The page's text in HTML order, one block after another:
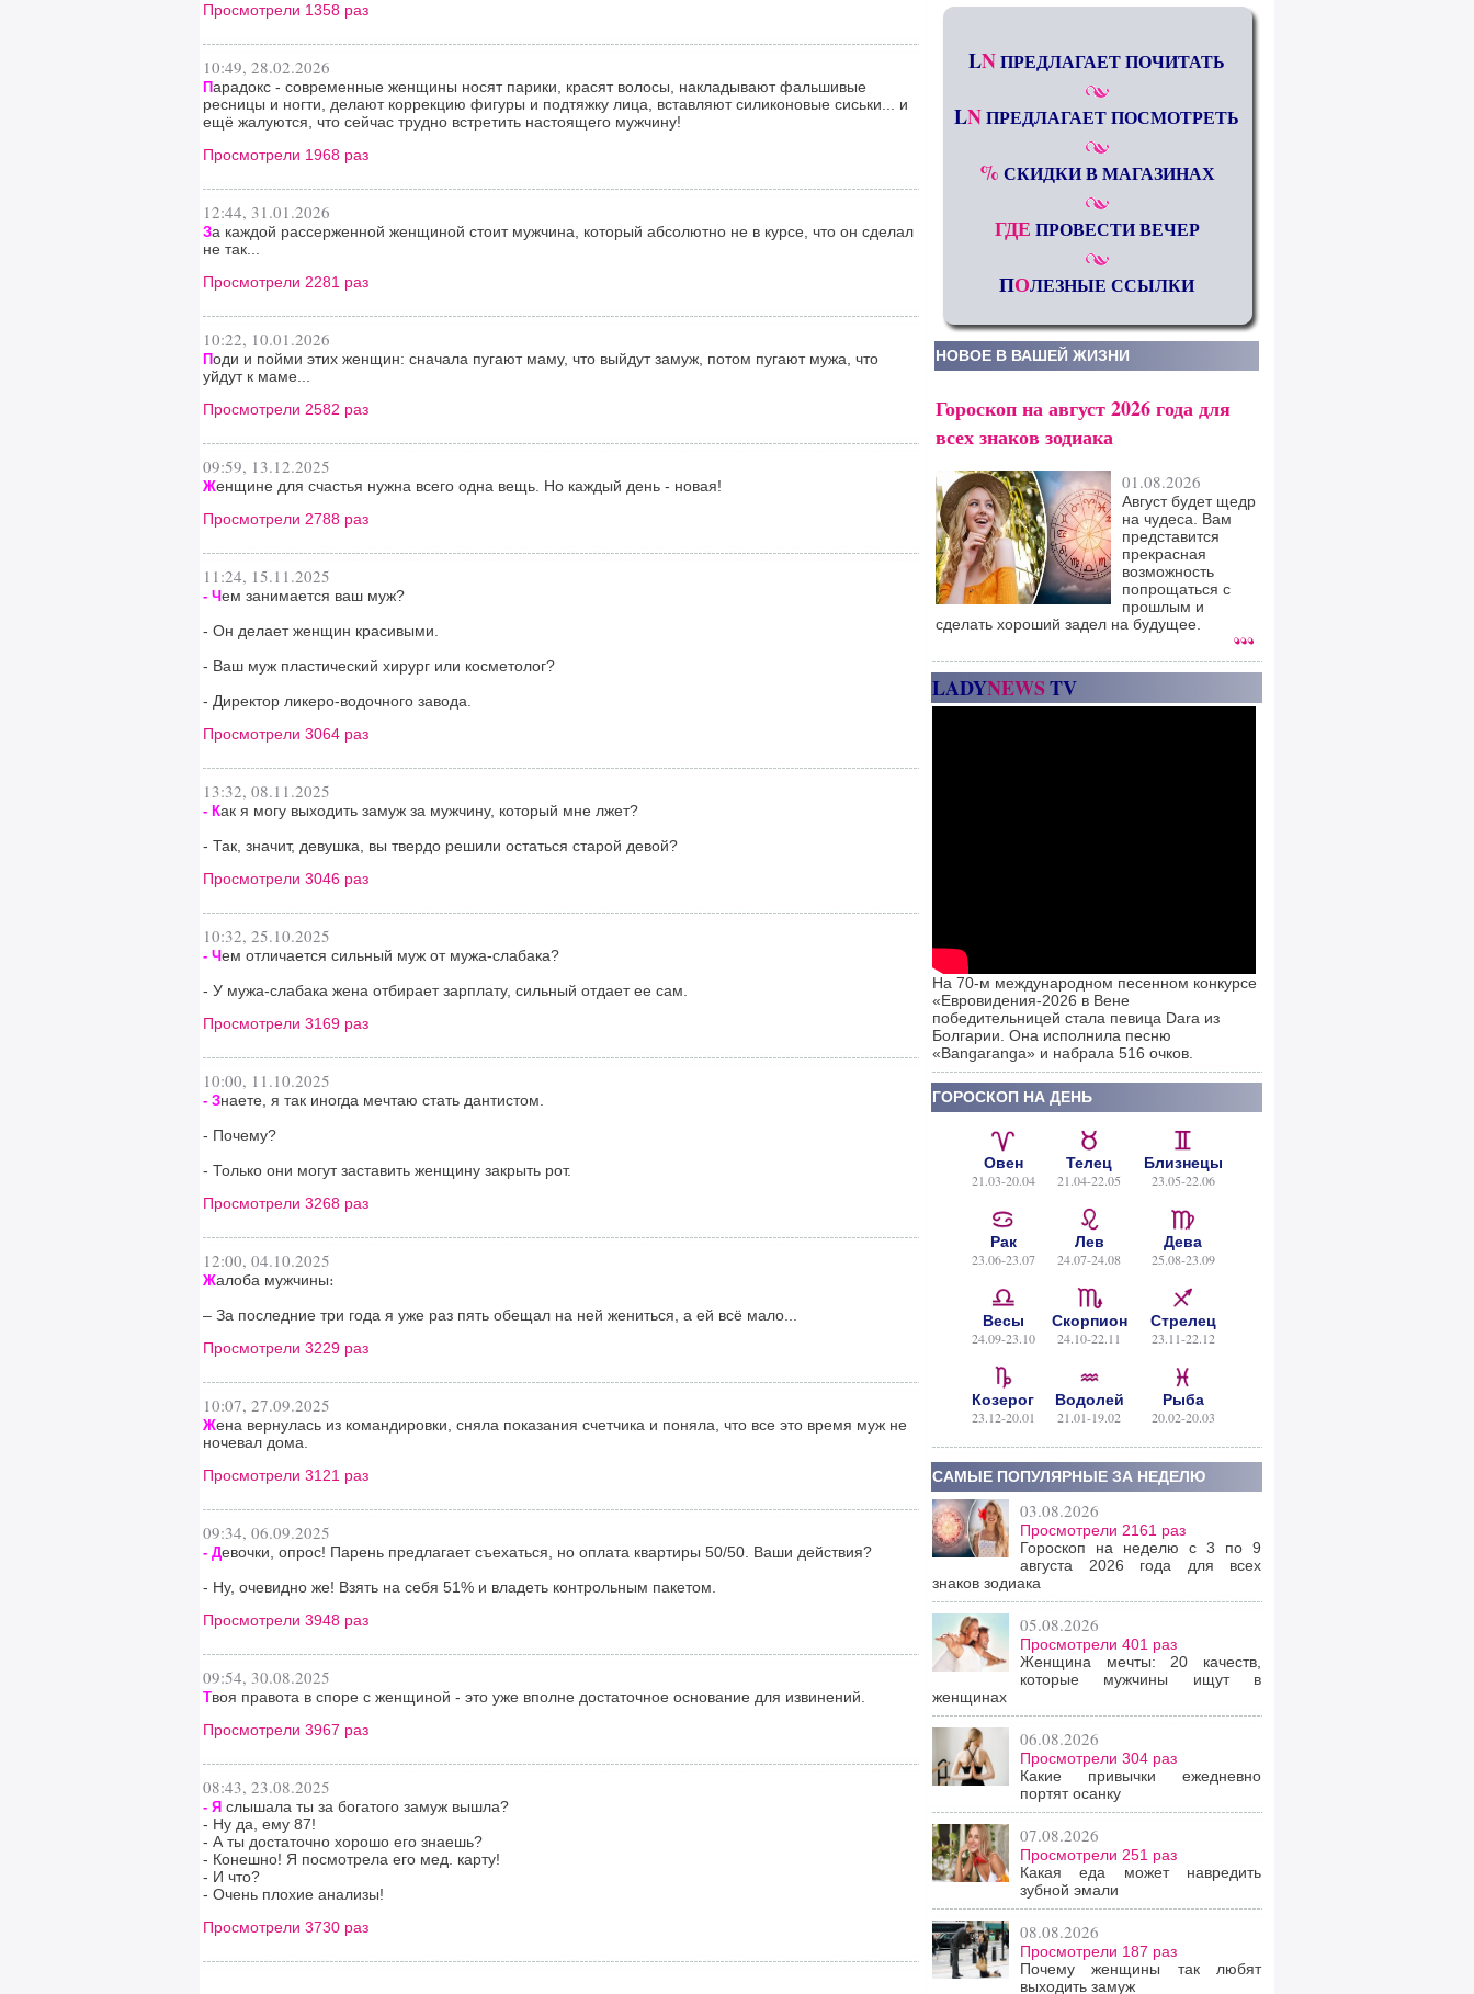
Просмотрели 1358 раз
10:49, 28.02.2026
Парадокс - современные женщины носят парики, красят волосы, накладывают фальшивые
ресницы и ногти, делают коррекцию фигуры и подтяжку лица, вставляют силиконовые сиськи... и
ещё жалуются, что сейчас трудно встретить настоящего мужчину!
Просмотрели 1968 раз
12:44, 31.01.2026
За каждой рассерженной женщиной стоит мужчина, который абсолютно не в курсе, что он сделал
не так...
Просмотрели 2281 раз
10:22, 10.01.2026
Поди и пойми этих женщин: сначала пугают маму, что выйдут замуж, потом пугают мужа, что
уйдут к маме...
Просмотрели 2582 раз
09:59, 13.12.2025
Женщине для счастья нужна всего одна вещь. Но каждый день - новая!
Просмотрели 2788 раз
11:24, 15.11.2025
- Чем занимается ваш муж?
- Он делает женщин красивыми.
- Ваш муж пластический хирург или косметолог?
- Директор ликеро-водочного завода.
Просмотрели 3064 раз
13:32, 08.11.2025
- Как я могу выходить замуж за мужчину, который мне лжет?
- Так, значит, девушка, вы твердо решили остаться старой девой?
Просмотрели 3046 раз
10:32, 25.10.2025
- Чем отличается сильный муж от мужа-слабака?
- У мужа-слабака жена отбирает зарплату, сильный отдает ее сам.
Просмотрели 3169 раз
10:00, 11.10.2025
- Знаете, я так иногда мечтаю стать дантистом.
- Почему?
- Только они могут заставить женщину закрыть рот.
Просмотрели 3268 раз
12:00, 04.10.2025
Жалоба мужчины։
– За последние три года я уже раз пять обещал на ней жениться, а ей всё мало...
Просмотрели 3229 раз
10:07, 27.09.2025
Жена вернулась из командировки, сняла показания счетчика и поняла, что все это время муж не
ночевал дома.
Просмотрели 3121 раз
09:34, 06.09.2025
- Девочки, опрос! Парень предлагает съехаться, но оплата квартиры 50/50. Ваши действия?
- Ну, очевидно же! Взять на себя 51% и владеть контрольным пакетом.
Просмотрели 3948 раз
09:54, 30.08.2025
Твоя правота в споре с женщиной - это уже вполне достаточное основание для извинений.
Просмотрели 3967 раз
08:43, 23.08.2025
- Я слышала ты за богатого замуж вышла?
- Ну да, ему 87!
- А ты достаточно хорошо его знаешь?
- Конешно! Я посмотрела его мед. карту!
- И что?
- Очень плохие анализы!
Просмотрели 3730 раз
LNПРЕДЛАГАЕТ ПОЧИТАТЬ
LNПРЕДЛАГАЕТ ПОСМОТРЕТЬ
% СКИДКИ В МАГАЗИНАХ
ГДЕ ПРОВЕСТИ ВЕЧЕР
ПОЛЕЗНЫЕ ССЫЛКИ
НОВОЕ В ВАШЕЙ ЖИЗНИ
Гороскоп на август 2026 года для
всех знаков зодиака
01.08.2026
Август будет щедр
на чудеса. Вам
представится
прекрасная
возможность
попрощаться с
прошлым и
сделать хороший задел на будущее.
LADYNEWSTV
На 70-м международном песенном конкурсе
«Евровидения-2026 в Вене
победительницей стала певица Dara из
Болгарии. Она исполнила песню
«Bangaranga» и набрала 516 очков.
ГОРОСКОП НА ДЕНЬ
Овен
21.03-20.04
Телец
21.04-22.05
Близнецы
23.05-22.06
Рак
23.06-23.07
Лев
24.07-24.08
Дева
25.08-23.09
Весы
24.09-23.10
Скорпион
24.10-22.11
Стрелец
23.11-22.12
Козерог
23.12-20.01
Водолей
21.01-19.02
Рыба
20.02-20.03
САМЫЕ ПОПУЛЯРНЫЕ ЗА НЕДЕЛЮ
03.08.2026
Просмотрели 2161 раз
Гороскоп на неделю с 3 по 9
августа 2026 года для всех
знаков зодиака
05.08.2026
Просмотрели 401 раз
Женщина мечты: 20 качеств,
которые мужчины ищут в
женщинах
06.08.2026
Просмотрели 304 раз
Какие привычки ежедневно
портят осанку
07.08.2026
Просмотрели 251 раз
Какая еда может навредить
зубной эмали
08.08.2026
Просмотрели 187 раз
Почему женщины так любят
выходить замуж